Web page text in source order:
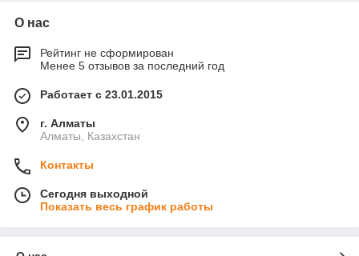
О нас
Рейтинг не сформирован
Менее 5 отзывов за последний год
Работает с 23.01.2015
г. Алматы
Алматы, Казахстан
Контакты
Сегодня выходной
Показать весь график работы